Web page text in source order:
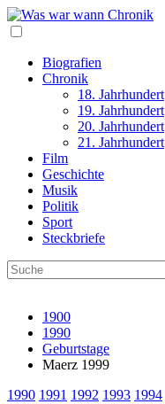
Biografien
Chronik
18. Jahrhundert
19. Jahrhundert
20. Jahrhundert
21. Jahrhundert
Film
Geschichte
Musik
Politik
Sport
Steckbriefe
1900
1990
Geburtstage
Maerz 1999
1990 1991 1992 1993 1994